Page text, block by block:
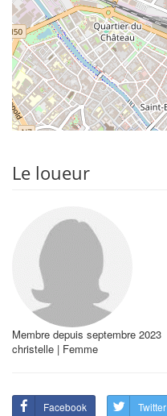
Le loueur
Membre depuis septembre 2023
christelle | Femme
Facebook Twitter